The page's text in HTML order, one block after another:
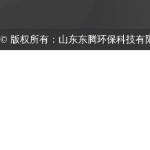
© 版权所有：山东东腾环保科技有